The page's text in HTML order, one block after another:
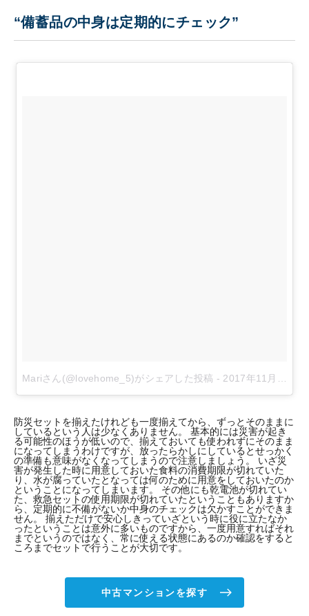
“備蓄品の中身は定期的にチェック”
Mariさん(@lovehome_5)がシェアした投稿 - 2017年11月月23日午前1時41分PST
防災セットを揃えたけれども一度揃えてから、ずっとそのままに
しているという人は少なくありません。 基本的には災害が起き
る可能性のほうが低いので、揃えておいても使われずにそのまま
になってしまうわけですが、放ったらかしにしているとせっかく
の準備も意味がなくなってしまうので注意しましょう。 いざ災
害が発生した時に用意しておいた食料の消費期限が切れていた
り、水が腐っていたとなっては何のために用意をしておいたのか
ということになってしまいます。 その他にも乾電池が切れてい
た、救急セットの使用期限が切れていたということもありますか
ら、定期的に不備がないか中身のチェックは欠かすことができま
せん。 揃えただけで安心しきっていざという時に役に立たなか
ったということは意外に多いものですから、一度用意すればそれ
までというのではなく、常に使える状態にあるのか確認をすると
ころまでセットで行うことが大切です。
中古マンションを探す